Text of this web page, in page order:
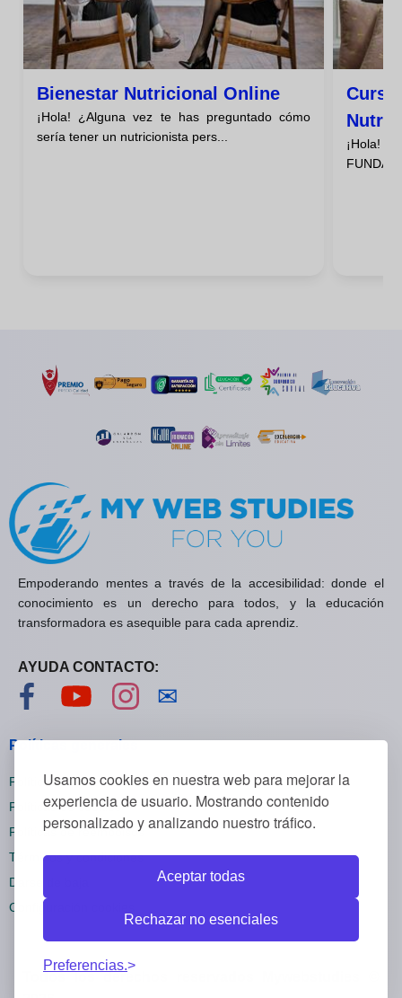
Usamos cookies en nuestra web para mejorar la
experiencia de usuario. Mostrando contenido
personalizado y analizando nuestro tráfico.
Aceptar todas
Rechazar no esenciales
Preferencias.
Bienestar Nutricional Online
¡Hola! ¿Alguna vez te has preguntado cómo
sería tener un nutricionista pers...
¡Hola!
Empoderando mentes a través de la accesibilidad: donde el
conocimiento es un derecho para todos, y la educación
transformadora es asequible para cada aprendiz.
AYUDA CONTACTO:
Visítanos en Facebook
Visítanos en YouTube
Visítanos en Instagram
✉
Políticas generales
Políticas de privacidad
Políticas de cookies
Políticas de reembolsos
Términos y condiciones
Darse de baja
Configuración cookies
Todos los derechos reservados Mywebstudies ©